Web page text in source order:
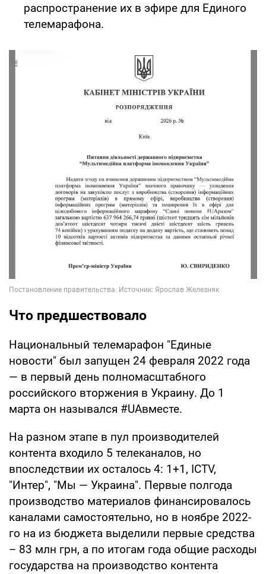
распространение их в эфире для Единого
телемарафона.
Что предшествовало
Национальный телемарафон "Единые
новости" был запущен 24 февраля 2022 года
— в первый день полномасштабного
российского вторжения в Украину. До 1
марта он назывался #UAвместе.
На разном этапе в пул производителей
контента входило 5 телеканалов, но
впоследствии их осталось 4: 1+1, ICTV,
"Интер", "Мы — Украина". Первые полгода
производство материалов финансировалось
каналами самостоятельно, но в ноябре 2022-
го на из бюджета выделили первые средства
– 83 млн грн, а по итогам года общие расходы
государства на производство контента